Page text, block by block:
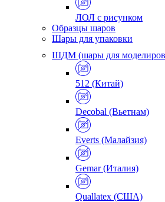
ЛОЛ с рисунком
Образцы шаров
Шары для упаковки
ШДМ (шары для
512 (Китай)
Decobal (Вьетнам)
Everts (Малайзия)
Gemar (Италия)
Quallatex (США)